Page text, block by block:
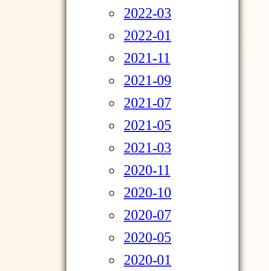
2022-03
2022-01
2021-11
2021-09
2021-07
2021-05
2021-03
2020-11
2020-10
2020-07
2020-05
2020-01